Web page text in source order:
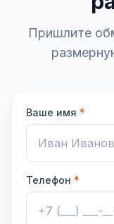
Пришлите
Ваше имя *
Телефон *